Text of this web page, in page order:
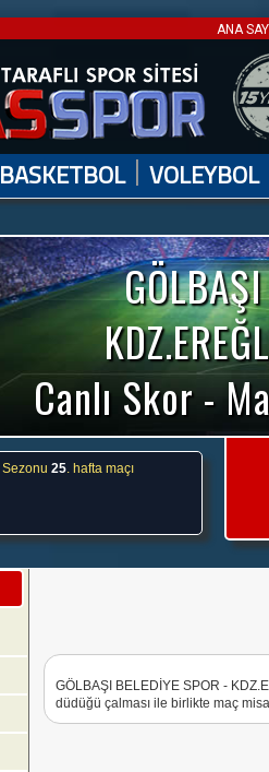
ANA
BASKETBOL | VOLEYBOL
Canlı Skor -
Sezonu 25. hafta maçı
GÖLBAŞI BELEDİYE SPOR -
düdüğü çalması ile birlikte maç